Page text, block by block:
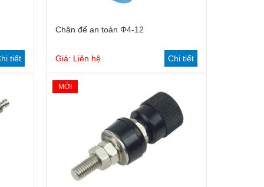
tiết
Chân đế an toàn Φ4-12
Giá: Liên hệ Chi tiết
MỚI